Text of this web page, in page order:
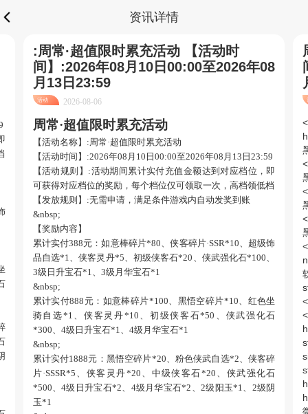
资讯详情
:周常·超值限时累充活动 【活动时
间】:2026年08月10日00:00至2026年08
月13日23:59
活动 2026-08-06
周常·超值限时累充活动
【活动名称】 :周常·超值限时累充活动
【活动时间】 :2026年08 月 10 日 00:00至2026年08 月 13 日 23:59
【活动规则】 :活动期间累计实付充值金额达到对应档位，即
可获得对应档位的奖励，每个档位仅可领取一次，高档领低档
【发放规则】 :无需申请，满足条件游戏内自动发奖到账
&nbsp;
【奖励内容】
累计实付388元：如意棒碎片*80、侠客碎片·SSR*10、超级饰
品自选*1、侠客灵丹*5、初级侠客石*20、侠武强化石*100、
3级日升宝石*1、3级月华宝石*1
&nbsp;
累计实付888元：如意棒碎片*100、黑悟空碎片*10、红色坐
骑自选*1、侠客灵丹*10、初级侠客石*50、侠武强化石
*300、4级日升宝石*1、4级月华宝石*1
&nbsp;
累计实付1888元：黑悟空碎片*20、粉色侠武自选*2、侠客碎
片·SSSR*5、侠客灵丹*20、中级侠客石*20、侠武强化石
*500、4级日升宝石*2、4级月华宝石*2、2级阳玉*1、2级阴
玉*1